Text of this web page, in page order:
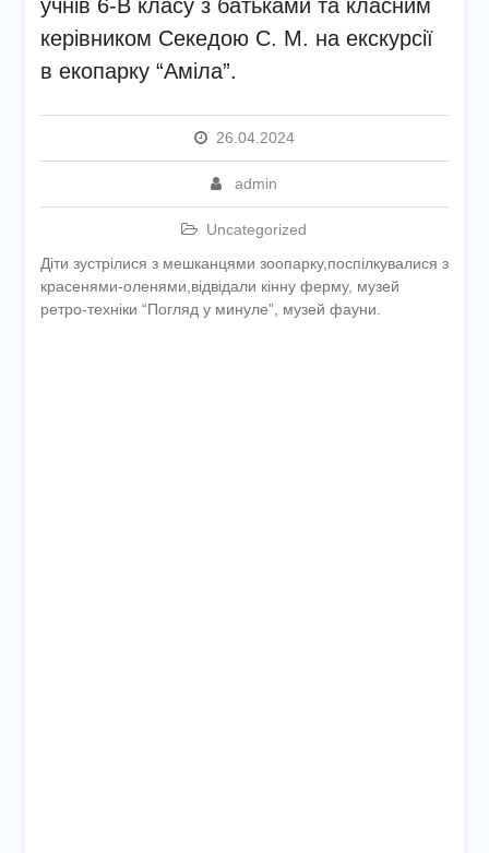
педагогічну раду
Інформаційна кампанія
щодо вступу дітей та
молоді з тимчасово
України до закладів вищої
учнів 6-В класу з батьками та класним
керівником Секедою С. М. на екскурсії
в екопарку “Аміла”.
26.04.2024
admin
Uncategorized
Діти зустрілися з мешканцями зоопарку,поспілкувалися з
красенями-оленями,відвідали кінну ферму, музей
ретро-техніки “Погляд у минуле”, музей фауни.